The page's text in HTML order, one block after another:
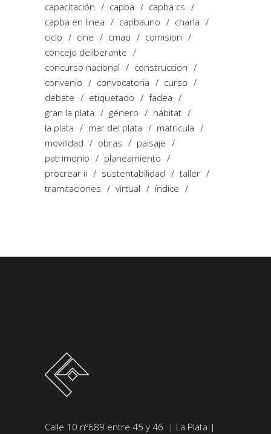
capacitación
capba
capba cs
capba en linea
capbauno
charla
ciclo
cine cmao
comision
concejo deliberante
concurso nacional
construcción
convenio
convocatoria
curso
debate
etiquetado
fadea
gran la plata
género
hábitat
la plata
mar del plata
matricula
movilidad
obras
paisaje
patrimonio
planeamiento
procrear ii
sustentabilidad
taller
tramitaciones
virtual índice
Calle 10 nº689 entre 45 y 46 | La Plata |